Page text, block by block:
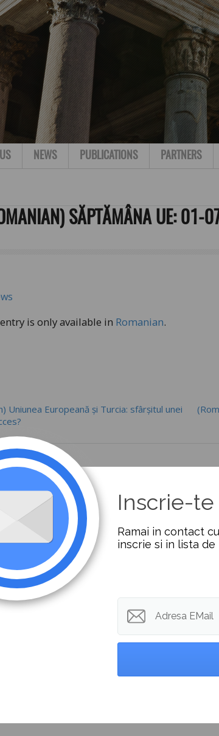
NEWS PUBLICATIONS PARTNERS
SĂPTĂMÂNA UE: 01-
is only available in Romanian.
Uniunea Europeană și Turcia: sfârșitul unei
Inscrie-
Ramai in contact
inscrie si in lista
Adresa EMail